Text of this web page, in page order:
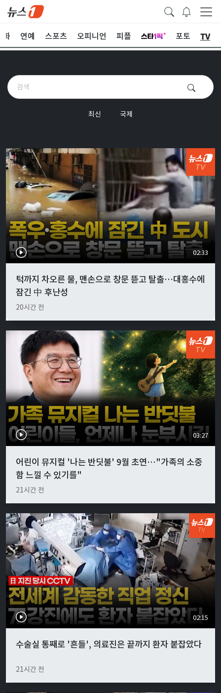
화 연예 스포츠 오피니언 피플 포토 TV
최신 국제
02:33
턱까지 차오른 물, 맨손으로 창문 뜯고 탈출…대홍수에
잠긴 中 후난성
20시간 전
03:27
어린이 뮤지컬 '나는 반딧불' 9월 초연…"가족의 소중
함 느낄 수 있기를"
21시간 전
02:15
수술실 통째로 '흔들', 의료진은 끝까지 환자 붙잡았다
21시간 전